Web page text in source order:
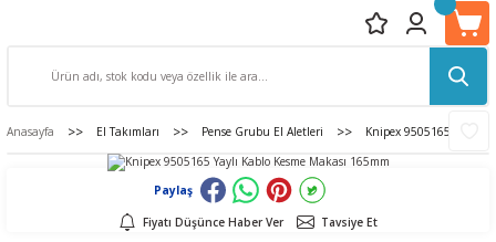
Anasayfa El Takımları Pense Grubu El Aletleri Knipex 9505165 Yaylı
Paylaş
Fiyatı Düşünce Haber Ver Tavsiye Et